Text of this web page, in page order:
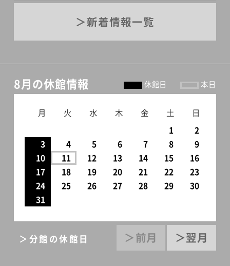
新着情報一覧
8月の休館情報 休館日 本日
月 火 水 木 金 土 日
1
2
3
4 5 6 7 8
9
10
11 12 13 14 15
16
17
18 19 20 21 22
23
24
25 26 27 28 29
30
31
＞前月 ＞翌月
＞分館の休館日